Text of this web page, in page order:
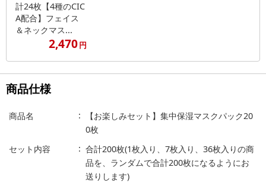
計24枚【4種のCIC
A配合】フェイス
＆ネックマス...
2,470円
商品仕様
商品名
【お楽しみセット】集中保湿マスクパック20
0枚
セット内容
合計200枚(1枚入り、7枚入り、36枚入りの商
品を、ランダムで合計200枚になるようにお
送りします)